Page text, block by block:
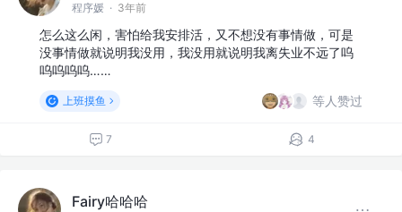
程序媛 · 3年前
怎么这么闲，害怕给我安排活，又不想没有事情做，可是
没事情做就说明我没用，我没用就说明我离失业不远了呜
呜呜呜呜……
上班摸鱼 等人赞过
7 4
Fairy哈哈哈